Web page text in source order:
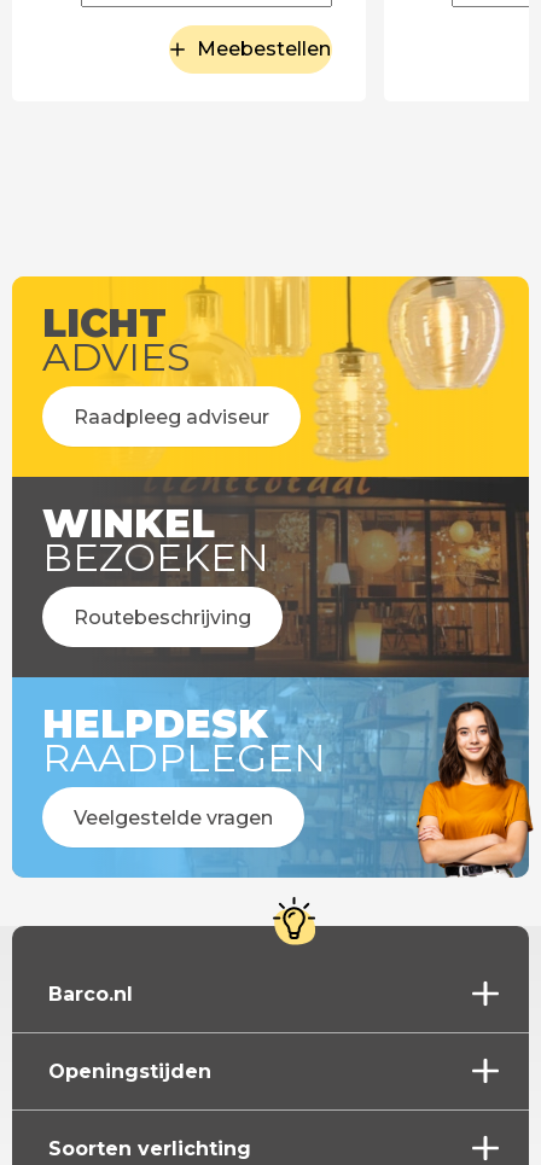
Meebestellen
LICHT
ADVIES
Raadpleeg adviseur
WINKEL
BEZOEKEN
Routebeschrijving
HELPDESK
RAADPLEGEN
Veelgestelde vragen
Barco.nl
Openingstijden
Soorten verlichting